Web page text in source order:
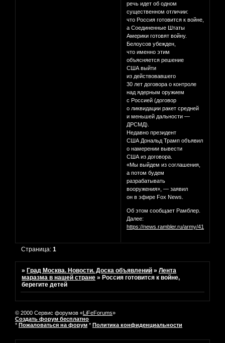
речь идет об одном
существенном отличии:
что Россия готовится к войне,
а Соединенные Штаты
Америки готовят войну.
Белоусов убежден,
что именно этим
объясняется решение
США выйти
из действовавшего
30 лет договора о контроле
над ядерным оружием
с Россией (договор
о ликвидации ракет средней
и меньшей дальности —
ДРСМД).
Недавно президент
США Дональд Трамп объявил
о намерении вывести
США из договора.
«Мы выйдем из соглашения,
а потом будем
разрабатывать
вооружения», — заявил
он в эфире Fox News.
Об этом сообщает Рамблер.
Далее:
https://news.rambler.ru/army/41140327/
Страница:1
»Град Москва. Новости. Доска объявлений »Лента
маразма в нашей стране »Россия готовится к войне,
берегите детей
© 2000 Сервис форумов «LiFeForums»
Создать форум бесплатно
* Пожаловаться на форум * Политика конфиденциальности